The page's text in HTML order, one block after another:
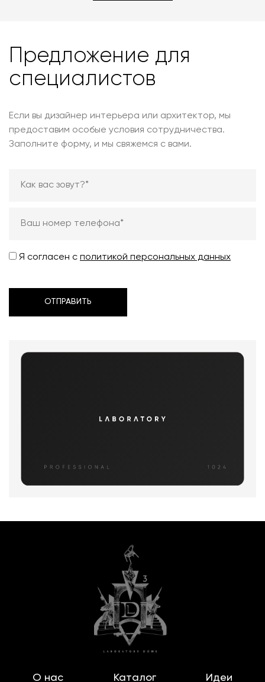
Предложение для
специалистов
Если вы дизайнер интерьера или архитектор, мы
предоставим особые условия сотрудничества.
Заполните форму, и мы свяжемся с вами.
Я согласен с политикой персональных данных
ОТПРАВИТЬ
О нас Каталог Идеи